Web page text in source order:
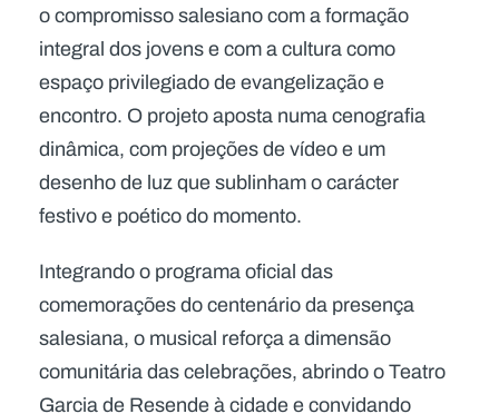
o compromisso salesiano com a formação
integral dos jovens e com a cultura como
espaço privilegiado de evangelização e
encontro. O projeto aposta numa cenografia
dinâmica, com projeções de vídeo e um
desenho de luz que sublinham o carácter
festivo e poético do momento.
Integrando o programa oficial das
comemorações do centenário da presença
salesiana, o musical reforça a dimensão
comunitária das celebrações, abrindo o Teatro
Garcia de Resende à cidade e convidando